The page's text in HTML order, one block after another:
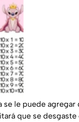
le puede agregar
que se desgaste